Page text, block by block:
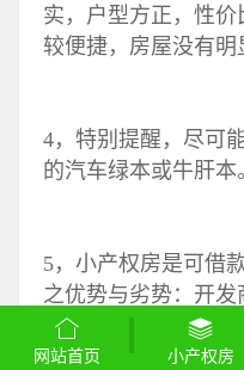
实，户型方正，性
较便捷，房屋没有明
4，特别提醒，尽可
的汽车绿本或牛肝本
5，小产权房是可借
之优势与劣势：开
予借款，好处就是
车内，贷款利率，
网站首页 小产权房